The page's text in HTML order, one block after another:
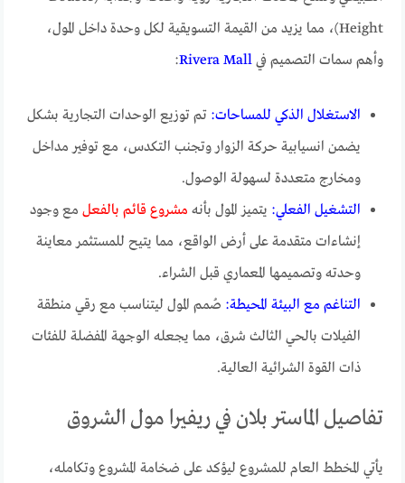
Height)، مما يزيد من القيمة التسويقية لكل وحدة داخل المول،
وأهم سمات التصميم فيRivera Mall
:
الاستغلال الذكي للمساحات: تم توزيع الوحدات التجارية بشكل
يضمن انسيابية حركة الزوار وتجنب التكدس، مع توفير مداخل
ومخارج متعددة لسهولة الوصول.
التشغيل الفعلي: يتميز المول بأنه مشروع قائم بالفعل مع وجود
إنشاءات متقدمة على أرض الواقع، مما يتيح للمستثمر معاينة
وحدته وتصميمها المعماري قبل الشراء.
التناغم مع البيئة المحيطة: صُمم المول ليتناسب مع رقي منطقة
الفيلات بالحي الثالث شرق، مما يجعله الوجهة المفضلة للفئات
ذات القوة الشرائية العالية.
تفاصيل الماستر بلان في ريفيرا مول الشروق
يأتي المخطط العام للمشروع ليؤكد على ضخامة المشروع وتكامله،